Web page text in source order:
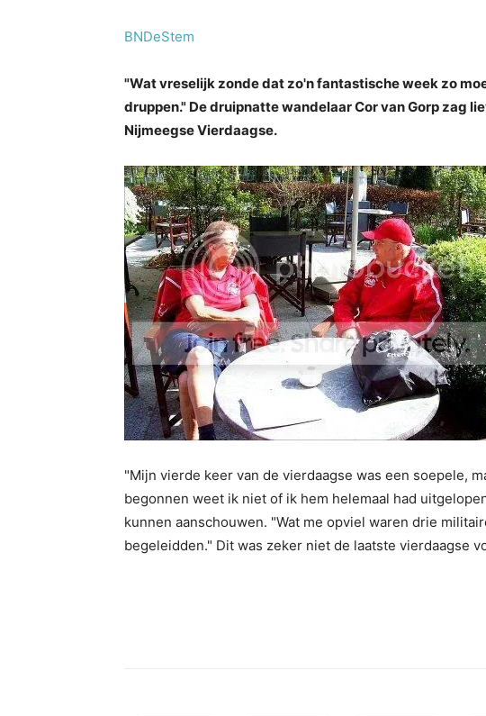
BNDeStem
"Wat vreselijk zonde dat zo'n fantastische week zo
druppen." De druipnatte wandelaar Cor van Gorp zag
Nijmeegse Vierdaagse.
"Mijn vierde keer van de vierdaagse was een soepele,
begonnen weet ik niet of ik hem helemaal had
kunnen aanschouwen. "Wat me opviel waren drie
begeleidden." Dit was zeker niet de laatste vierdaagse